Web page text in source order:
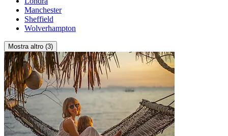
Manchester
Sheffield
Wolverhampton
Mostra altro (3)